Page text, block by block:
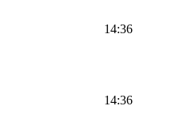
14:36
14:36